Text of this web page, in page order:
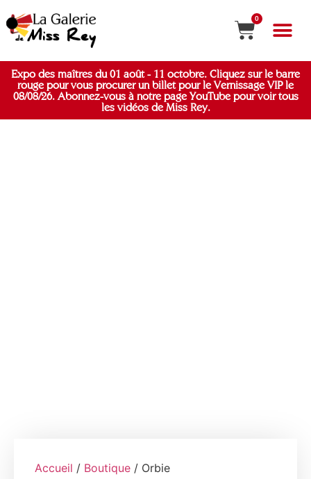
0
Expo des maîtres du 01 août - 11 octobre. Cliquez sur le barre
rouge pour vous procurer un billet pour le Vernissage VIP le
08/08/26. Abonnez-vous à notre page YouTube pour voir tous
les vidéos de Miss Rey.
Accueil / Boutique / Orbie